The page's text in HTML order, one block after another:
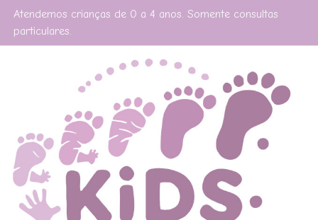
Atendemos crianças de 0 a 4 anos. Somente consultas
particulares.